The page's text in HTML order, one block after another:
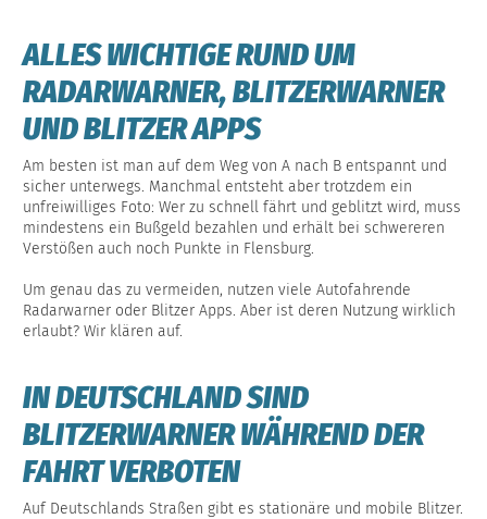
ALLES WICHTIGE RUND UM
RADARWARNER, BLITZERWARNER
UND BLITZER APPS
Am besten ist man auf dem Weg von A nach B entspannt und
sicher unterwegs. Manchmal entsteht aber trotzdem ein
unfreiwilliges Foto: Wer zu schnell fährt und geblitzt wird, muss
mindestens ein Bußgeld bezahlen und erhält bei schwereren
Verstößen auch noch Punkte in Flensburg.
Um genau das zu vermeiden, nutzen viele Autofahrende
Radarwarner oder Blitzer Apps. Aber ist deren Nutzung wirklich
erlaubt? Wir klären auf.
IN DEUTSCHLAND SIND
BLITZERWARNER WÄHREND DER
FAHRT VERBOTEN
Auf Deutschlands Straßen gibt es stationäre und mobile Blitzer.